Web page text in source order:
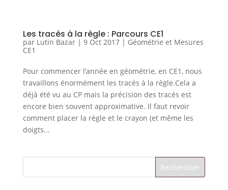
Les tracés à la règle : Parcours CE1
par Lutin Bazar| 9 Oct 2017| Géométrie et Mesures
CE1
Pour commencer l’année en géométrie, en CE1, nous
travaillons énormément les tracés à la règle.Cela a
déjà été vu au CP mais la précision des tracés est
encore bien souvent approximative. Il faut revoir
comment placer la règle et le crayon (et même les
doigts...